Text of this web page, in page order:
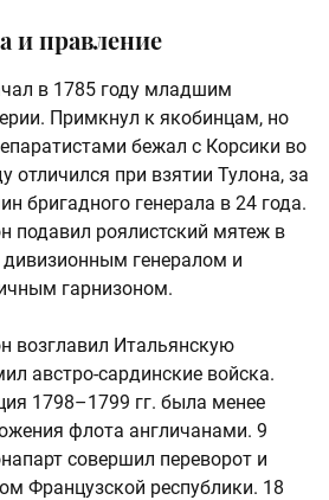
и правление
в 1785 году младшим
Примкнул к якобинцам, но
бежал с Корсики во
отличился при взятии Тулона, за
бригадного генерала в 24 года.
подавил роялистский мятеж в
генералом и
гарнизоном.
возглавил Итальянскую
австро-сардинские войска.
1798–1799 гг. была менее
флота англичанами. 9
совершил переворот и
Французской республики. 18